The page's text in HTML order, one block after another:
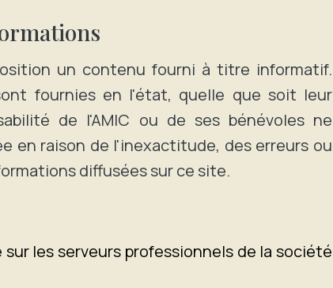
un contenu fourni à titre informatif.
fournies en l'état, quelle que soit leur
de l'AMIC ou de ses bénévoles ne
en raison de l'inexactitude, des erreurs ou
diffusées sur ce site.
les serveurs professionnels de la société